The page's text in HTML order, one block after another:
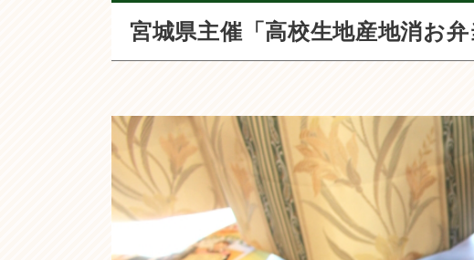
宮城県主催「高校生地産地消お